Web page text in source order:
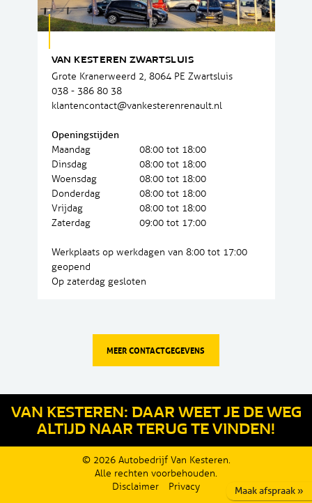
VAN KESTEREN ZWARTSLUIS
Grote Kranerweerd 2, 8064 PE Zwartsluis
038 - 386 80 38
klantencontact@vankesterenrenault.nl
Openingstijden
Maandag
08:00 tot 18:00
Dinsdag
08:00 tot 18:00
Woensdag
08:00 tot 18:00
Donderdag
08:00 tot 18:00
Vrijdag
08:00 tot 18:00
Zaterdag
09:00 tot 17:00
Werkplaats op werkdagen van 8:00 tot 17:00
geopend
Op zaterdag gesloten
MEER CONTACTGEGEVENS
VAN KESTEREN: DAAR WEET JE DE WEG
ALTIJD NAAR TERUG TE VINDEN!
© 2026 Autobedrijf Van Kesteren.
Alle rechten voorbehouden.
Disclaimer
Privacy Maak afspraak »